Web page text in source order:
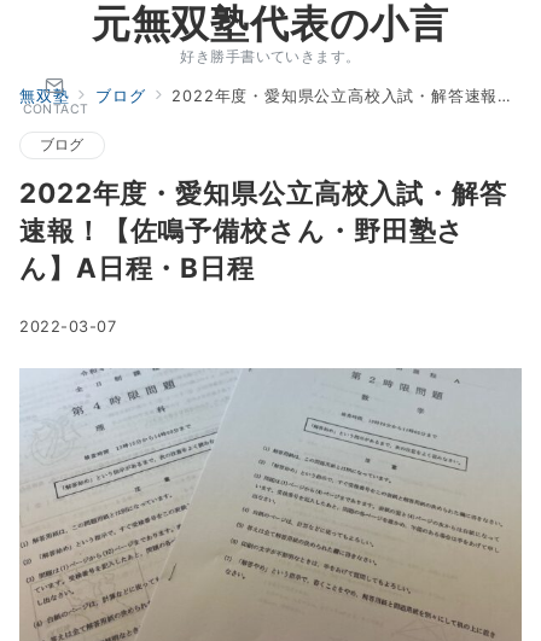
元無双塾代表の小言
好き勝手書いていきます。
CONTACT
無双塾 ブログ 2022年度・愛知県公立高校入試・解答速報！【佐鳴予備校さん・野田塾さん】A日程・B日程
ブログ
2022年度・愛知県公立高校入試・解答
速報！【佐鳴予備校さん・野田塾さ
ん】A日程・B日程
2022-03-07